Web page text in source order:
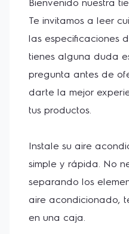
Bienvenido nuestra
Te invitamos a leer
las especificaciones
tienes alguna duda
pregunta antes de
darte la mejor
tus productos.
Instale su aire
simple y rápida. No
separando los
aire acondicionado,
en una caja.